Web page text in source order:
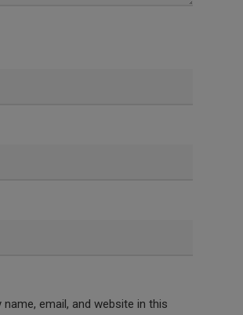
name, email, and website in this